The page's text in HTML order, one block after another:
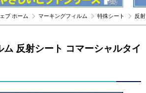
ブ ホーム マーキングフィルム 特殊シート 反
ム 反射シート コマーシャルタイ